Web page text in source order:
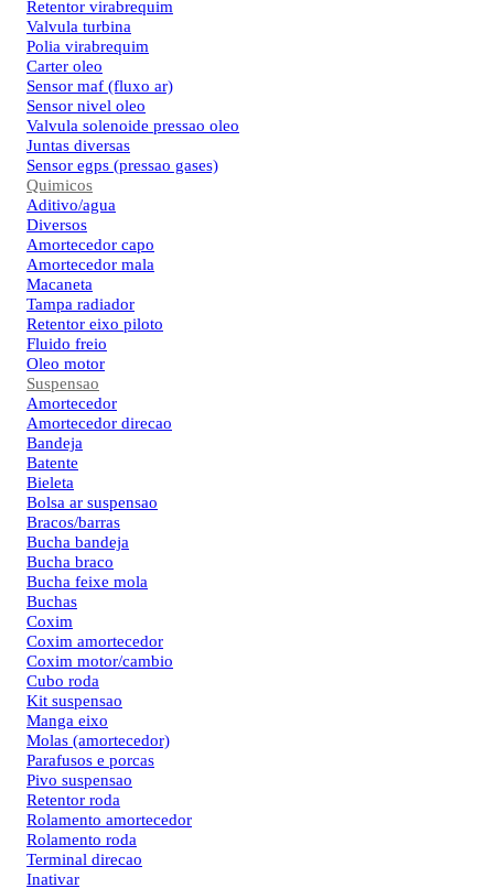
Retentor virabrequim
Valvula turbina
Polia virabrequim
Carter oleo
Sensor maf (fluxo ar)
Sensor nivel oleo
Valvula solenoide pressao oleo
Juntas diversas
Sensor egps (pressao gases)
Quimicos
Aditivo/agua
Diversos
Amortecedor capo
Amortecedor mala
Macaneta
Tampa radiador
Retentor eixo piloto
Fluido freio
Oleo motor
Suspensao
Amortecedor
Amortecedor direcao
Bandeja
Batente
Bieleta
Bolsa ar suspensao
Bracos/barras
Bucha bandeja
Bucha braco
Bucha feixe mola
Buchas
Coxim
Coxim amortecedor
Coxim motor/cambio
Cubo roda
Kit suspensao
Manga eixo
Molas (amortecedor)
Parafusos e porcas
Pivo suspensao
Retentor roda
Rolamento amortecedor
Rolamento roda
Terminal direcao
Inativar